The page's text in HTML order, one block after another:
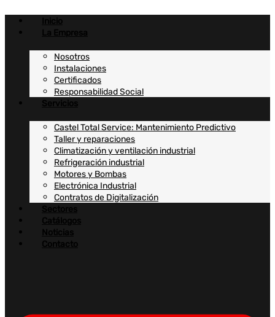
contenido
Inicio
La Empresa
Nosotros
Instalaciones
Certificados
Responsabilidad Social
Servicios
Castel Total Service: Mantenimiento Predictivo
Taller y reparaciones
Climatización y ventilación industrial
Refrigeración industrial
Motores y Bombas
Electrónica Industrial
Contratos de Digitalización
Sectores
Catálogos
Noticias
Contacto